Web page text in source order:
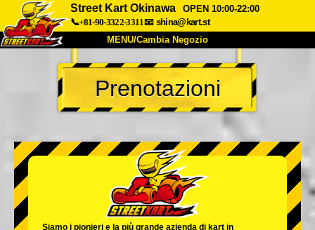
Street Kart Okinawa
OPEN 10:00-22:00
📞+81-90-3322-3311📧 shina@kart.st
MENU/Cambia Negozio
INIZIO
Chi Siamo Specifiche Prezzo
Azienda Prenotazioni
Cambia Negozio
Tokyo Shinagawa Tokyo Akihabara#1
Tokyo Akihabara#2
Prenotazioni
Siamo i pionieri e la più grande azienda di kart in